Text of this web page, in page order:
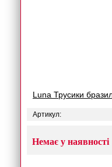
Luna Трусики
Артикул:
Немає у наявності